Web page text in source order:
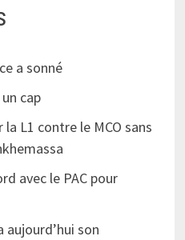
a sonné
cap
L1 contre le MCO sans
avec le PAC pour
son